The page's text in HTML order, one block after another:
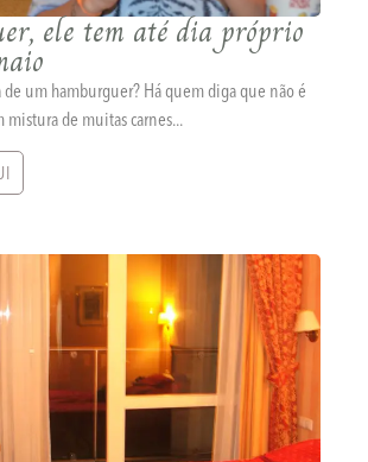
ele tem até dia próprio
de um hamburguer? Há quem diga que não é
mistura de muitas carnes...